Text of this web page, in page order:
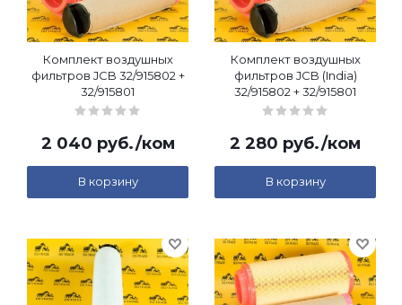
Комплект воздушных
фильтров JCB 32/915802 +
32/915801
2 040 руб./ком
В корзину
Комплект воздушных
фильтров JCB (India)
32/915802 + 32/915801
2 280 руб./ком
В корзину